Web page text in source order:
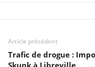
Article précédent
Trafic de drogue :
Skunk à Libreville